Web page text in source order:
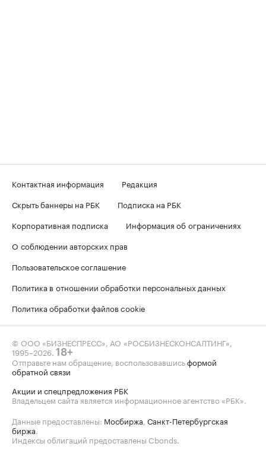
Контактная информация
Редакция
Скрыть баннеры на РБК
Подписка на РБК
Корпоративная подписка
Информация об ограничениях
О соблюдении авторских прав
Пользовательское соглашение
Политика в отношении обработки персональных данных
Политика обработки файлов cookie
© ООО «БИЗНЕСПРЕСС», АО «РОСБИЗНЕСКОНСАЛТИНГ»,
1995–2026. 18+
Отправьте нам обращение, воспользовавшисьформой
обратной связи
Акции и спецпредложения РБК
Владельцем сайта является информационное агентство «РБК».
Данные предоставлены: Мосбиржа, Санкт-Петербургская
биржа.
Индексы облигаций предоставлены Cbonds.